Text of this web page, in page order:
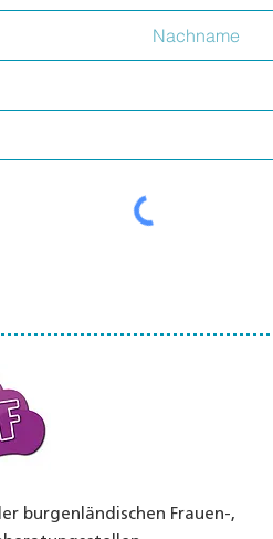
burgenländischen Frauen-,